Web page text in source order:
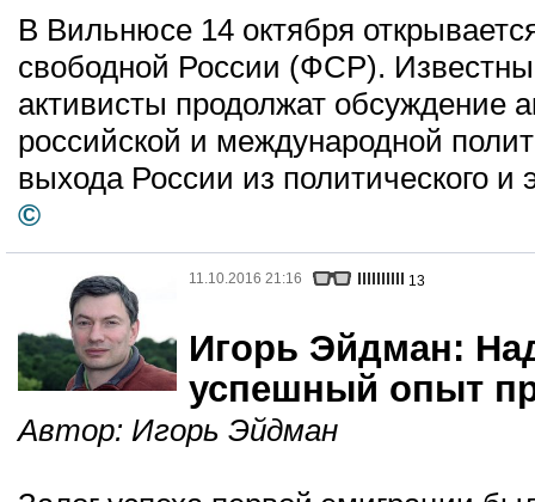
В Вильнюсе 14 октября
свободной России (ФСР).
активисты продолжат обсуждение
российской и международной
выхода России из политического и
©
11.10.2016 21:16 13
Игорь Эйдман:
успешный опыт
Автор: Игорь Эйдман